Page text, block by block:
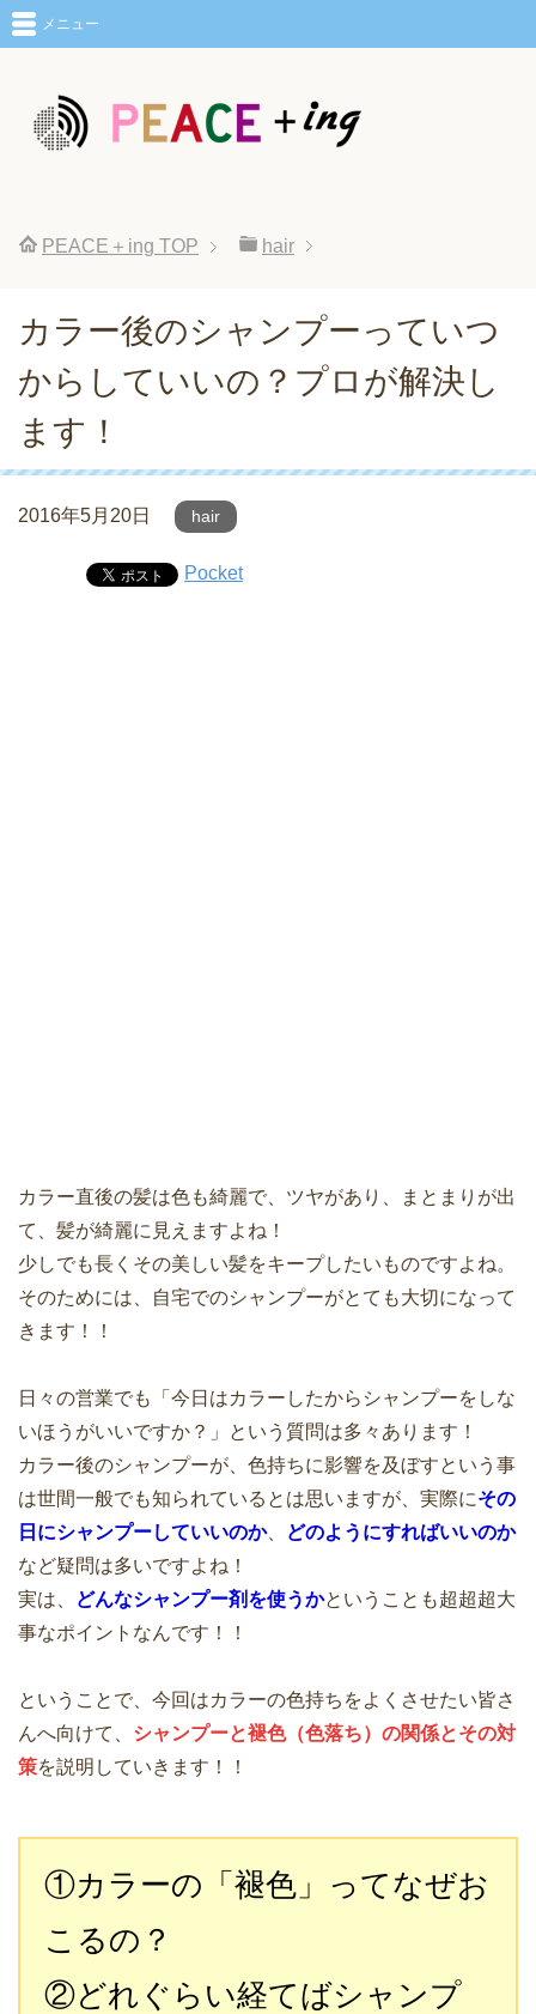
メニュー
PEACE＋ing TOP hair
カラー後のシャンプーっていつ
からしていいの？プロが解決し
ます！
2016年5月20日 hair
Pocket
カラー直後の髪は色も綺麗で、ツヤがあり、まとまりが出
て、髪が綺麗に見えますよね！
少しでも長くその美しい髪をキープしたいものですよね。
そのためには、自宅でのシャンプーがとても大切になって
きます！！
日々の営業でも「今日はカラーしたからシャンプーをしな
いほうがいいですか？」という質問は多々あります！
カラー後のシャンプーが、色持ちに影響を及ぼすという事
は世間一般でも知られているとは思いますが、実際にその
日にシャンプーしていいのか、
どのようにすればいいのか
など疑問は多いですよね！
実は、
どんなシャンプー剤を使うかということも超超超大
事なポイントなんです！！
ということで、今回はカラーの色持ちをよくさせたい皆さ
んへ向けて、 シャンプーと褪色（色落ち）の関係とその対
策を説明していきます！！
①カラーの「褪色」ってなぜお
こるの？
②どれぐらい経てばシャンプ